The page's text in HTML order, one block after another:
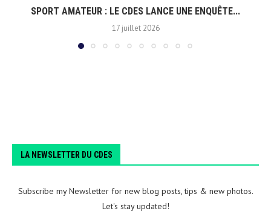
SPORT AMATEUR : LE CDES LANCE UNE ENQUÊTE...
17 juillet 2026
LA NEWSLETTER DU CDES
Subscribe my Newsletter for new blog posts, tips & new photos.
Let's stay updated!